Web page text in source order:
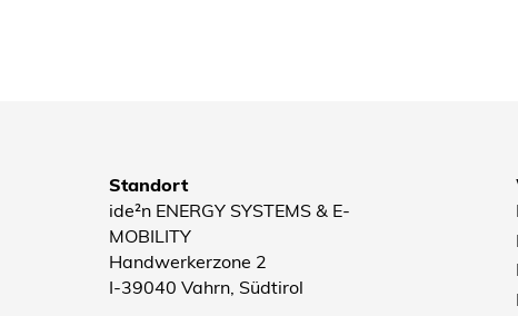
Standort
ide²n ENERGY SYSTEMS & E-
MOBILITY
Handwerkerzone 2
I-39040 Vahrn, Südtirol